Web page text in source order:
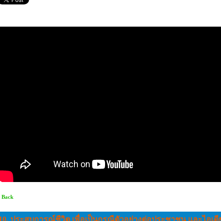
Back
ประสบการณ์ชีวิต เพื่อเป็นกรณีตัวอย่างต่อประชาชน และไอเ